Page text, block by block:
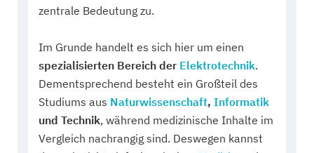
zentrale Bedeutung zu.
Im Grunde handelt es sich hier um einen
spezialisierten Bereich der Elektrotechnik.
Dementsprechend besteht ein Großteil des
Studiums aus Naturwissenschaft, Informatik
und Technik, während medizinische Inhalte im
Vergleich nachrangig sind. Deswegen kannst